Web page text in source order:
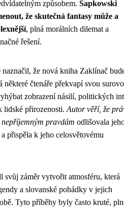
způsobem. Sapkowski
že skutečná fantasy může a
, plná morálních dilemat a
řešení.
že nová kniha Zaklínač
některé čtenáře překvapí svou
zobrazení násilí, politických
lidské přirozenosti. Autor věří, že
pravdám odlišovala
přispěla k jeho celosvětovému
svůj záměr vytvořit atmosféru, která
a slovanské pohádky v jejich
Tyto příběhy byly často kruté,